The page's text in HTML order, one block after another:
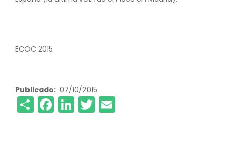
ECOC 2015
Publicado 07/10/2015
ShareFacebook
LinkedIn
Twitter